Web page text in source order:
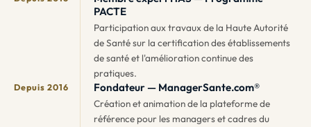
PACTE
Participation aux travaux de la Haute Autorité
de Santé sur la certification des établissements
de santé et l'amélioration continue des
pratiques.
Depuis 2016 Fondateur — ManagerSante.com®
Création et animation de la plateforme de
référence pour les managers et cadres du